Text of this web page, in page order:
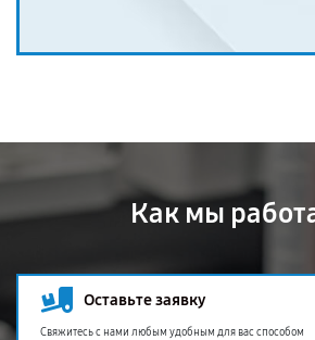
Как мы
Оставьте заявку
Свяжитесь с нами любым удобным для вас способом